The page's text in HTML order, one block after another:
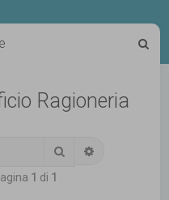
Ragioneria
Cerca
1 di 1